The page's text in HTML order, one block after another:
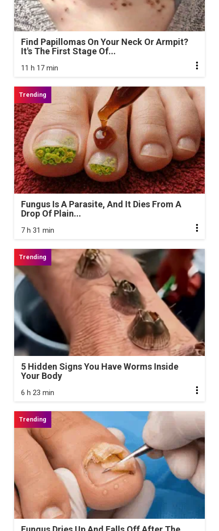
Find Papillomas On Your Neck Or Armpit?
It's The First Stage Of...
11 h 17 min
Fungus Is A Parasite, And It Dies From A
Drop Of Plain...
7 h 31 min
5 Hidden Signs You Have Worms Inside
Your Body
6 h 23 min